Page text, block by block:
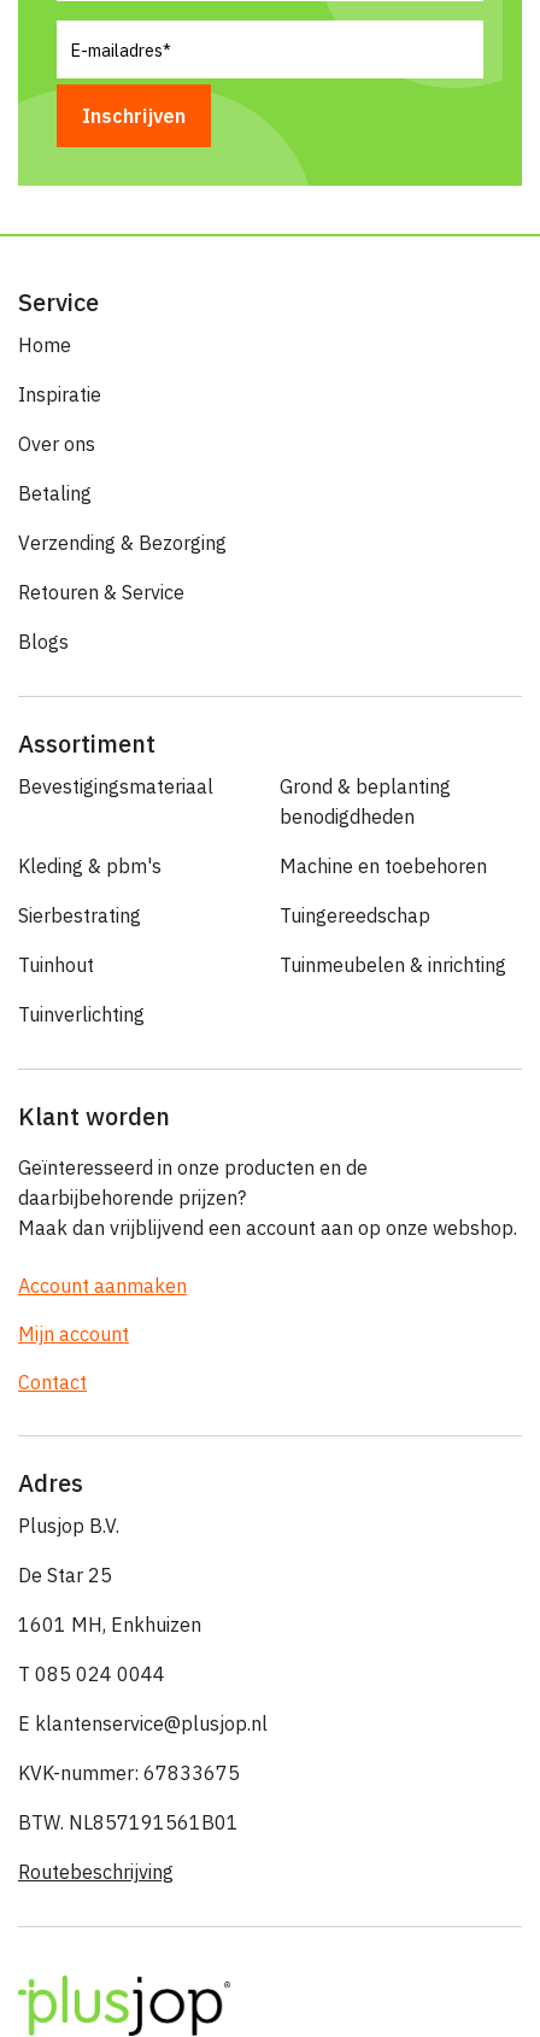
mailadres(Vereist)
Service
Home
Inspiratie
Over ons
Betaling
Verzending & Bezorging
Retouren & Service
Blogs
Assortiment
Bevestigingsmateriaal
Grond & beplanting
benodigdheden
Kleding & pbm's Machine en toebehoren
Sierbestrating Tuingereedschap
Tuinhout Tuinmeubelen & inrichting
Tuinverlichting
Klant worden
Geïnteresseerd in onze producten en de
daarbijbehorende prijzen?
Maak dan vrijblijvend een account aan op onze webshop.
Account aanmaken
Mijn account
Contact
Adres
Plusjop B.V.
De Star 25
1601 MH, Enkhuizen
T 085 024 0044
E klantenservice@plusjop.nl
KVK-nummer: 67833675
BTW. NL857191561B01
Routebeschrijving